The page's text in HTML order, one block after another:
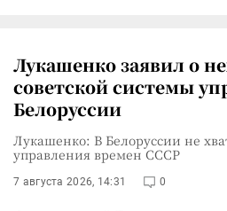
Лукашенко заявил о
советской системы
Белоруссии
Лукашенко: В Белоруссии не
управления времен СССР
7 августа 2026, 14:31 0